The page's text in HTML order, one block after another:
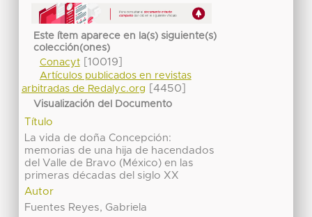
Este ítem aparece en la(s) siguiente(s)
colección(ones)
Conacyt[10019]
Artículos publicados en revistas
arbitradas de Redalyc.org
[4450]
Visualización del Documento
Título
La vida de doña Concepción:
memorias de una hija de hacendados
del Valle de Bravo (México) en las
primeras décadas del siglo XX
Autor
Fuentes Reyes, Gabriela